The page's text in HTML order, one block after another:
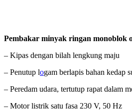
Pembakar minyak ringan monoblok
– Kipas dengan bilah lengkung maju
– Penutup logam berlapis bahan kedap
– Peredam udara, tertutup rapat dalam
– Motor listrik satu fasa 230 V, 50 Hz